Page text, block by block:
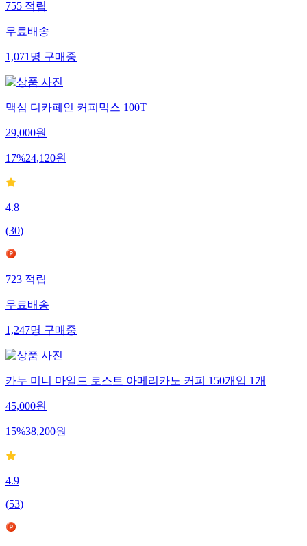
755 적립
무료배송
1,071 명 구매중
맥심 디카페인 커피믹스 100T
29,000원
17%24,120원
4.8
(30)
723 적립
무료배송
1,247명 구매중
카누 미니 마일드 로스트 아메리카노 커피 150개입 1개
45,000원
15%38,200원
4.9
(53)